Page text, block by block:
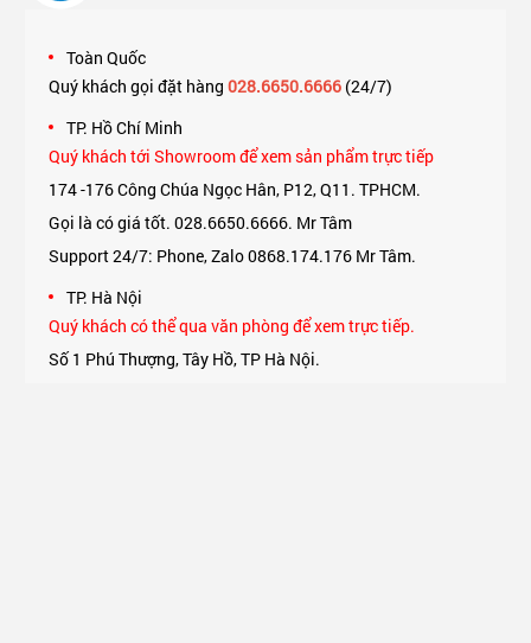
Toàn Quốc
Quý khách gọi đặt hàng 028.6650.6666(24/7)
TP. Hồ Chí Minh
Quý khách tới Showroom để xem sản phẩm trực tiếp
174 -176 Công Chúa Ngọc Hân, P12, Q11. TPHCM.
Gọi là có giá tốt. 028.6650.6666. Mr Tâm
Support 24/7: Phone, Zalo 0868.174.176 Mr Tâm.
TP. Hà Nội
Quý khách có thể qua văn phòng để xem trực tiếp.
Số 1 Phú Thượng, Tây Hồ, TP Hà Nội.